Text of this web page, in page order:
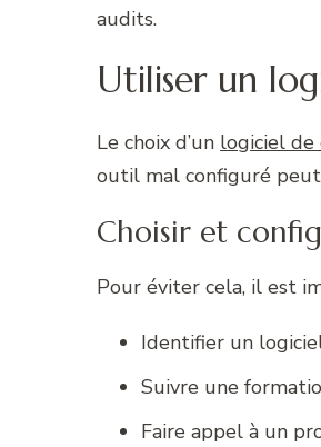
audits.
Utiliser un
Le choix d’un logiciel
outil mal configuré peut
Choisir et
Pour éviter cela, il est
Identifier un
Suivre une
Faire appel à un